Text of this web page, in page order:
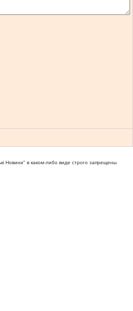
Новини" в каком-либо виде строго запрещены